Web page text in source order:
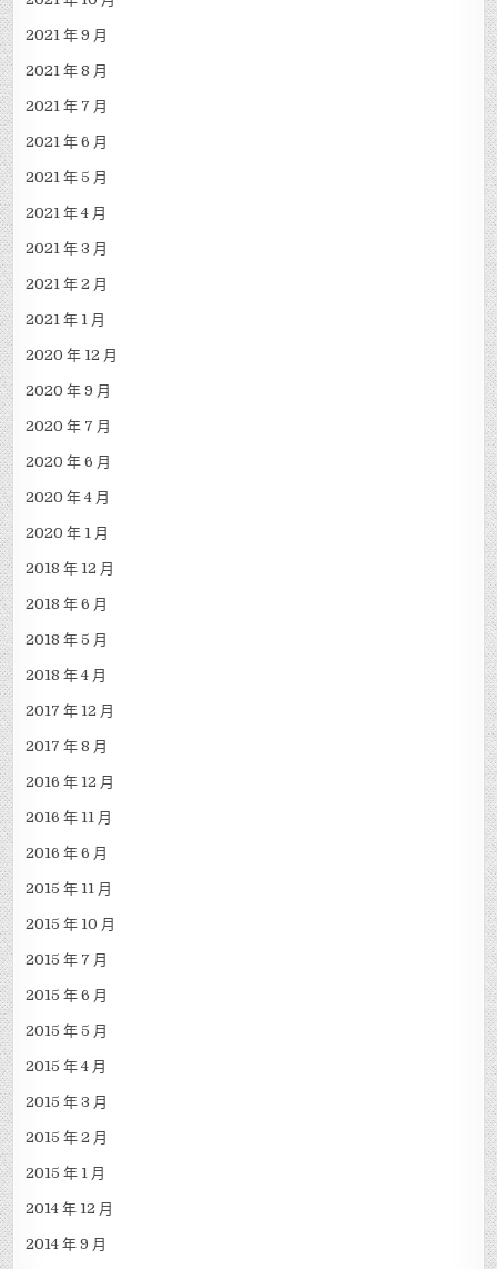
2021 年 9 月
2021 年 8 月
2021 年 7 月
2021 年 6 月
2021 年 5 月
2021 年 4 月
2021 年 3 月
2021 年 2 月
2021 年 1 月
2020 年 12 月
2020 年 9 月
2020 年 7 月
2020 年 6 月
2020 年 4 月
2020 年 1 月
2018 年 12 月
2018 年 6 月
2018 年 5 月
2018 年 4 月
2017 年 12 月
2017 年 8 月
2016 年 12 月
2016 年 11 月
2016 年 6 月
2015 年 11 月
2015 年 10 月
2015 年 7 月
2015 年 6 月
2015 年 5 月
2015 年 4 月
2015 年 3 月
2015 年 2 月
2015 年 1 月
2014 年 12 月
2014 年 9 月